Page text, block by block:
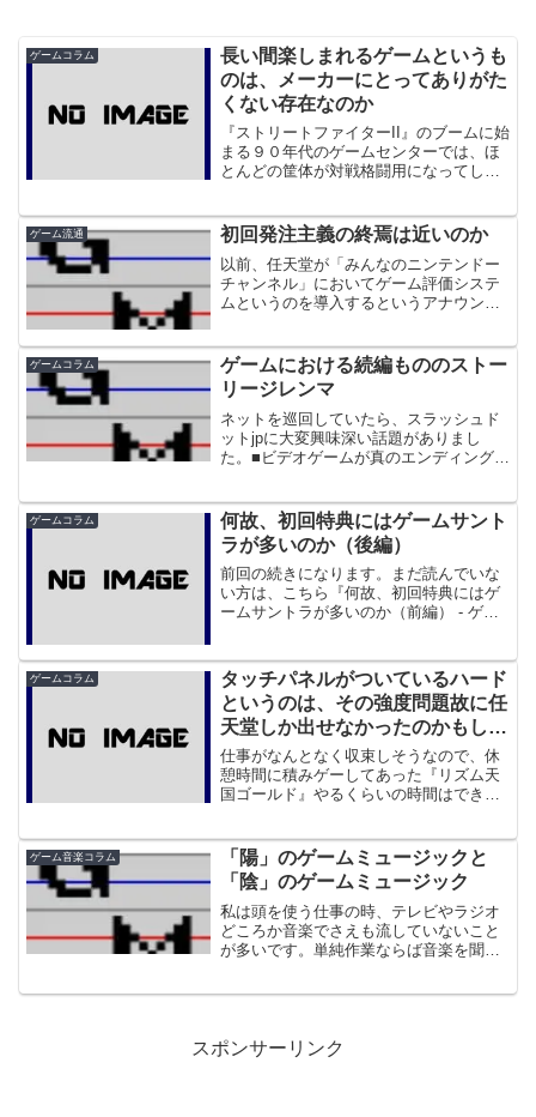
ゲームコラム
長い間楽しまれるゲームというも
のは、メーカーにとってありがた
くない存在なのか
『ストリートファイターII』のブームに始
まる９０年代のゲームセンターでは、ほ
とんどの筐体が対戦格闘用になってしま
歩引いてしまう、ひねた性格があったの
で、格ゲーにはそこま...
ゲーム流通 初回発注主義の終焉は近いのか
以前、任天堂が「みんなのニンテンドー
チャンネル」においてゲーム評価システ
ムというのを導入するというアナウンス
ユーザーの購入の目安になるというもの
のほかに、もうひとつ効果...
ゲームコラム
ゲームにおける続編もののストー
リージレンマ
ネットを巡回していたら、スラッシュド
ットjpに大変興味深い話題がありまし
た。■ビデオゲームが真のエンディングを
の「Tabula Rasa」が、世界の終わりとい
う...
ゲームコラム
何故、初回特典にはゲームサント
ラが多いのか（後編）
前回の続きになります。まだ読んでいな
い方は、こちら『何故、初回特典にはゲ
ームサントラが多いのか（前編） - ゲー
（サントラ）があるのかさて、初回に限
らず限...
ゲームコラム
タッチパネルがついているハード
というのは、その強度問題故に任
天堂しか出せなかったのかもしれ
ない
仕事がなんとなく収束しそうなので、休
憩時間に積みゲーしてあった『リズム天
国ゴールド』やるくらいの時間はできま
いですね。もうすぐクラブニンテンドー
で申し込んだタッチジェネ...
ゲーム音楽コラム
「陽」のゲームミュージックと
「陰」のゲームミュージック
私は頭を使う仕事の時、テレビやラジオ
どころか音楽でさえも流していないこと
が多いです。単純作業ならば音楽を聞き
スポンサーリンク